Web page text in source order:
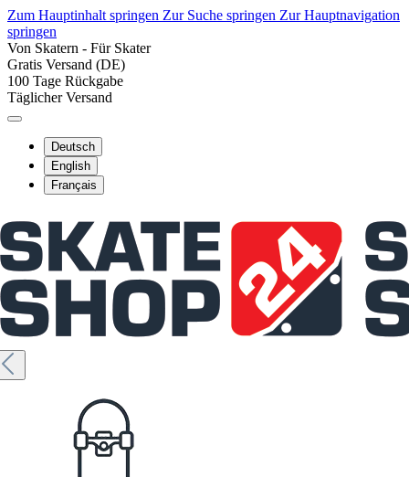
Zum Hauptinhalt springen Zur Suche springen Zur Hauptnavigation
springen
Von Skatern - Für Skater
Gratis Versand (DE)
100 Tage Rückgabe
Täglicher Versand
Deutsch
English
Français